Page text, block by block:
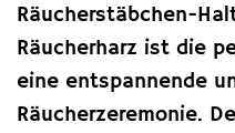
Räucherstäbchen-
Räucherharz ist die
eine entspannende
Räucherzeremonie.